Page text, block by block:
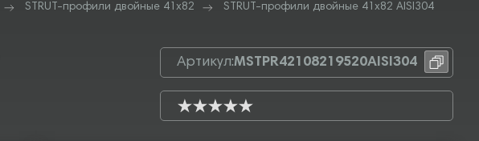
STRUT-профили двойные 41х82
STRUT-профили двойные 41х82 AISI304
Артикул:MSTPR42108219520AISI304